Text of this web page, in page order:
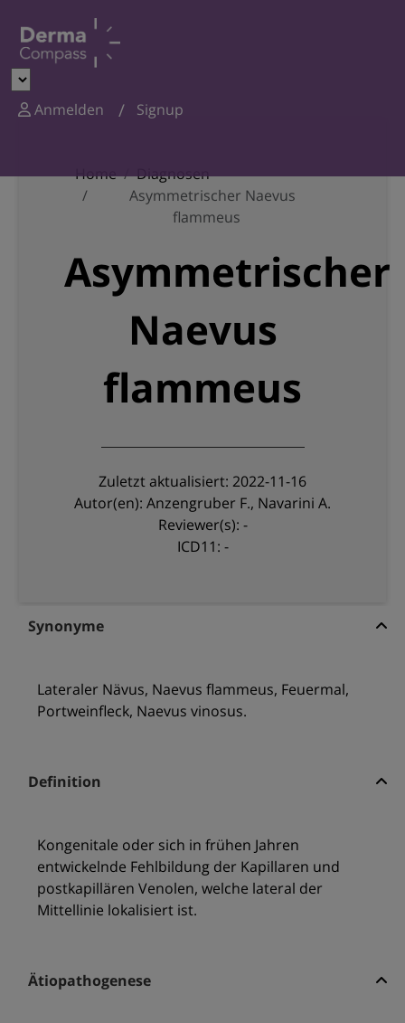
Anmelden Signup
Home
Diagnosen
Asymmetrischer Naevus
flammeus
Asymmetrischer
Naevus
flammeus
Zuletzt aktualisiert: 2022-11-16
Autor(en): Anzengruber F., Navarini A.
Reviewer(s): -
ICD11: -
Synonyme
Lateraler Nävus, Naevus flammeus, Feuermal,
Portweinfleck, Naevus vinosus.
Definition
Kongenitale oder sich in frühen Jahren
entwickelnde Fehlbildung der Kapillaren und
postkapillären Venolen, welche lateral der
Mittellinie lokalisiert ist.
Ätiopathogenese